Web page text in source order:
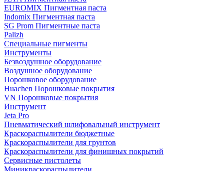
EUROMIX Пигментная паста
Indomix Пигментная паста
SG Prom Пигментные паста
Palizh
Специальные пигменты
Инструменты
Безвоздушное оборудование
Воздушное оборудование
Порошковое оборудование
Huachen Порошковые покрытия
VN Порошковые покрытия
Инструмент
Jeta Pro
Пневматический шлифовальный инструмент
Краскораспылители бюджетные
Краскораспылители для грунтов
Краскораспылители для финишных покрытий
Сервисные пистолеты
Миникраскораспылители